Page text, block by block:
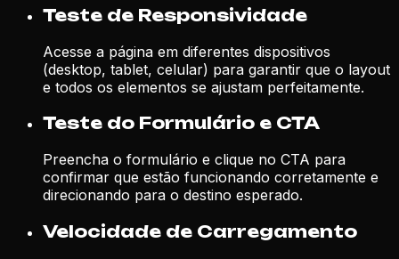
Teste de Responsividade
Acesse a página em diferentes dispositivos
(desktop, tablet, celular) para garantir que o layout
e todos os elementos se ajustam perfeitamente.
Teste do Formulário e CTA
Preencha o formulário e clique no CTA para
confirmar que estão funcionando corretamente e
direcionando para o destino esperado.
Velocidade de Carregamento